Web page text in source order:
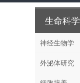
生命科学
神经生物学
外泌体研究